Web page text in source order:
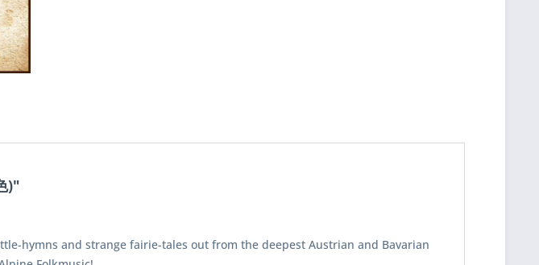
)"
hymns and strange fairie-tales out from the deepest Austrian and Bavarian